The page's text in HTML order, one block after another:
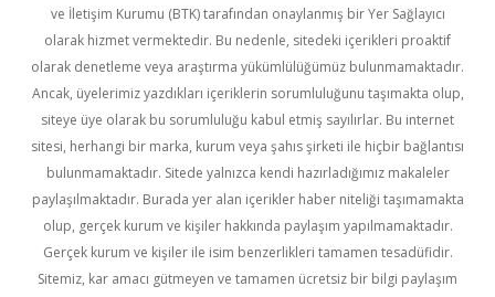
ve İletişim Kurumu (BTK) tarafından onaylanmış bir Yer Sağlayıcı
olarak hizmet vermektedir. Bu nedenle, sitedeki içerikleri proaktif
olarak denetleme veya araştırma yükümlülüğümüz bulunmamaktadır.
Ancak, üyelerimiz yazdıkları içeriklerin sorumluluğunu taşımakta olup,
siteye üye olarak bu sorumluluğu kabul etmiş sayılırlar. Bu internet
sitesi, herhangi bir marka, kurum veya şahıs şirketi ile hiçbir bağlantısı
bulunmamaktadır. Sitede yalnızca kendi hazırladığımız makaleler
paylaşılmaktadır. Burada yer alan içerikler haber niteliği taşımamakta
olup, gerçek kurum ve kişiler hakkında paylaşım yapılmamaktadır.
Gerçek kurum ve kişiler ile isim benzerlikleri tamamen tesadüfidir.
Sitemiz, kar amacı gütmeyen ve tamamen ücretsiz bir bilgi paylaşım